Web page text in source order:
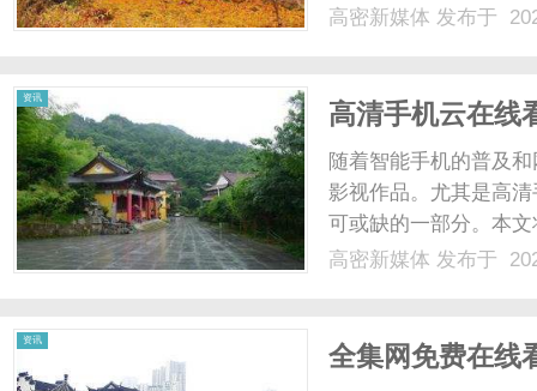
视内容。首先，免费
高密新媒体 发布于
资讯
高清手机云在线
随着智能手机的普及
影视作品。尤其是高
可或缺的一部分。本
以及未来发展趋势。
高密新媒体 发布于
资讯
全集网免费在线